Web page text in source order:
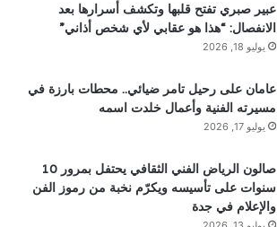
عبير صبري تفتح قلبها وتكشف أسرارها بعد
الانفصال: “هذا هو عقابي لأي شخص أذاني”
يوليو 18, 2026
عامان على رحيل تامر ضيائي.. محطات بارزة في
مسيرته الفنية وأعمال خلدت اسمه
يوليو 17, 2026
صالون الرياض الفني الثقافي يحتفل بمرور 10
سنوات على تأسيسه ويكرّم نخبة من رموز الفن
والإعلام في جدة